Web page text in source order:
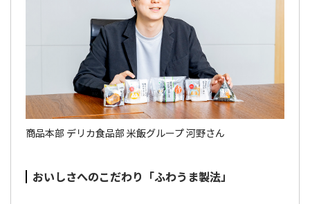
商品本部 デリカ食品部 米飯グループ 河野さん
おいしさへのこだわり「ふわうま製法」